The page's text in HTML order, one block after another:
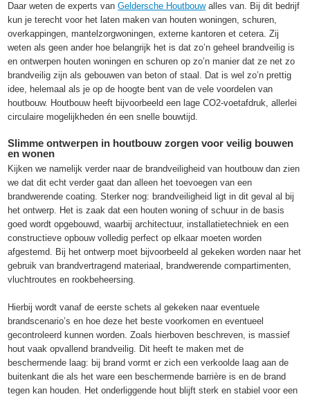
Daar weten de experts vanGeldersche Houtbouwalles van. Bij dit bedrijf
kun je terecht voor het laten maken van houten woningen, schuren,
overkappingen, mantelzorgwoningen, externe kantoren et cetera. Zij
weten als geen ander hoe belangrijk het is dat zo’n geheel brandveilig is
en ontwerpen houten woningen en schuren op zo’n manier dat ze net zo
brandveilig zijn als gebouwen van beton of staal. Dat is wel zo’n prettig
idee, helemaal als je op de hoogte bent van de vele voordelen van
houtbouw. Houtbouw heeft bijvoorbeeld een lage CO2-voetafdruk, allerlei
circulaire mogelijkheden én een snelle bouwtijd.
Slimme ontwerpen in houtbouw zorgen voor veilig bouwen
en wonen
Kijken we namelijk verder naar de brandveiligheid van houtbouw dan zien
we dat dit echt verder gaat dan alleen het toevoegen van een
brandwerende coating. Sterker nog: brandveiligheid ligt in dit geval al bij
het ontwerp. Het is zaak dat een houten woning of schuur in de basis
goed wordt opgebouwd, waarbij architectuur, installatietechniek en een
constructieve opbouw volledig perfect op elkaar moeten worden
afgestemd. Bij het ontwerp moet bijvoorbeeld al gekeken worden naar het
gebruik van brandvertragend materiaal, brandwerende compartimenten,
vluchtroutes en rookbeheersing.
Hierbij wordt vanaf de eerste schets al gekeken naar eventuele
brandscenario’s en hoe deze het beste voorkomen en eventueel
gecontroleerd kunnen worden. Zoals hierboven beschreven, is massief
hout vaak opvallend brandveilig. Dit heeft te maken met de
beschermende laag: bij brand vormt er zich een verkoolde laag aan de
buitenkant die als het ware een beschermende barrière is en de brand
tegen kan houden. Het onderliggende hout blijft sterk en stabiel voor een